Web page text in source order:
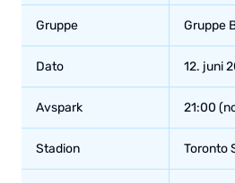
Gruppe Gruppe
Dato 12. juni
Avspark 21:00
Stadion Toronto